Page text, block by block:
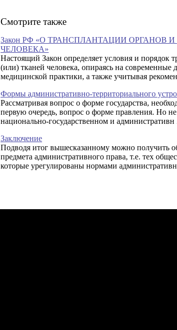
Смотрите также
Закон РФ «О ТРАНСПЛАНТАЦИИ ОРГАНОВ
ЧЕЛОВЕКА»
Настоящий Закон определяет условия и порядок
(или) тканей человека, опираясь на современные
медицинской практики, а также учитывая
Формы административно-территориального
Рассматривая вопрос о форме государства,
первую очередь, вопрос о форме правления. Но
националь­но-государственном и административн
Заключение
Подводя итог вышесказанному можно получить
предмета административного права, т.е. тех
которые урегулированы нормами